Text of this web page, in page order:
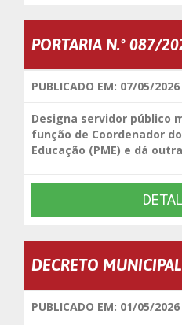
PORTARIA N.º 087/
PUBLICADO EM: 07/05/
Designa servidor público
função de Coordenador
Educação (PME) e dá
DECRETO
PUBLICADO EM: 01/05/2026